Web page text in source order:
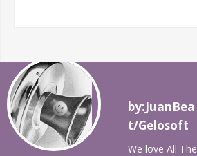
by:JuanBea
t/Gelosoft
We love All The